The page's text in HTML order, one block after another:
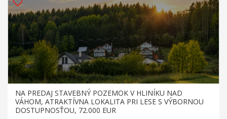
NA PREDAJ STAVEBNÝ POZEMOK V HLINÍKU NAD
VÁHOM, ATRAKTÍVNA LOKALITA PRI LESE S VÝBORNOU
DOSTUPNOSŤOU, 72.000 EUR